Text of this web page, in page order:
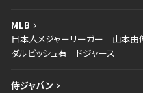
MLB
日本人メジャーリーガー
山本由
ダルビッシュ有
ドジャース
侍ジャパン